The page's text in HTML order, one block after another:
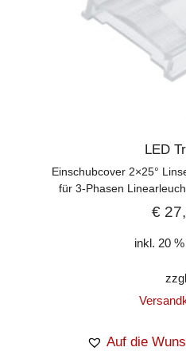
LED
Einschubcover 2×25°
für 3-Phasen
€
inkl. 20
Auf die